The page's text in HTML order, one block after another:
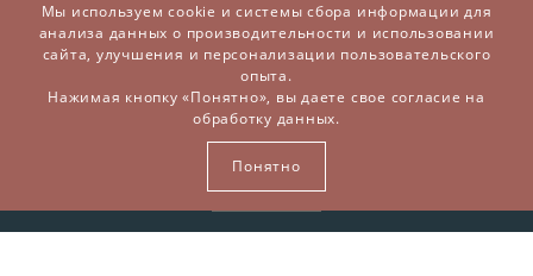
© 2014-2026 БронзаМания -Интернет-магазин
подарков и сувениров из бронзы
ВСЕ ПРАВА ЗАЩИЩЕНЫ BRONZAMANIA.RU®
Мы используем cookie и системы сбора информации для
анализа данных о производительности и использовании
сайта, улучшения и персонализации пользовательского
опыта.
Нажимая кнопку «Понятно», вы даете свое согласие на
обработку данных.
Понятно